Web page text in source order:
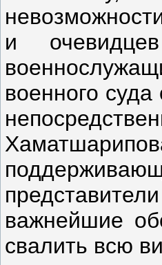
и
военного
важнейшие
свалить всю